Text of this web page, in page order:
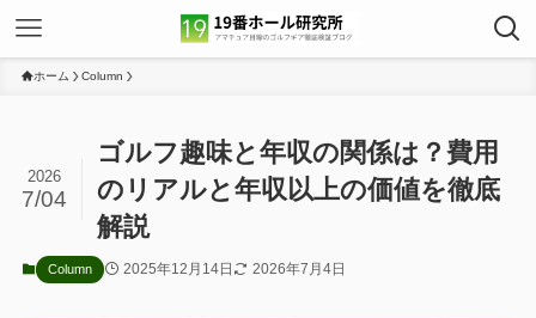
ホーム Column
ゴルフ趣味と年収の関係は？費用
のリアルと年収以上の価値を徹底
解説
2026
7/04
Column 2025年12月14日 2026年7月4日